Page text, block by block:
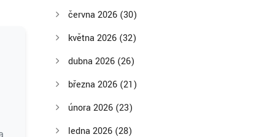
června 2026 (30)
května 2026 (32)
dubna 2026 (26)
března 2026 (21)
února 2026 (23)
ledna 2026 (28)